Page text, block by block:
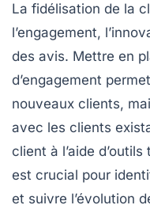
La fidélisation de la
l’engagement,
des avis. Mettre en
d’engagement
nouveaux clients,
avec les clients
client à l’aide
est crucial pour
et suivre l’évolution